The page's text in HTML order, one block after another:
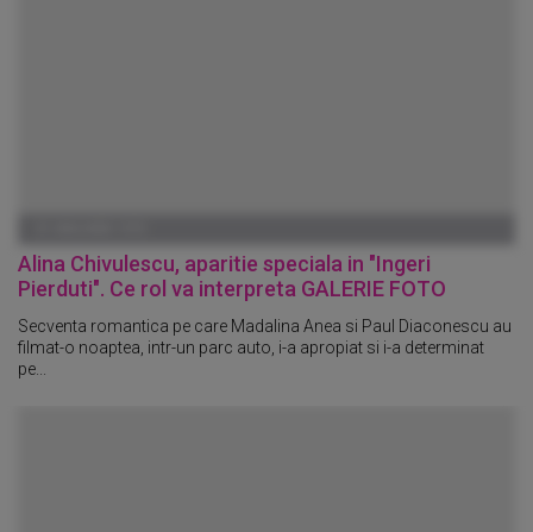
Alina Chivulescu, aparitie speciala in "Ingeri
Pierduti". Ce rol va interpreta GALERIE FOTO
Secventa romantica pe care Madalina Anea si Paul Diaconescu au
filmat-o noaptea, intr-un parc auto, i-a apropiat si i-a determinat
pe...